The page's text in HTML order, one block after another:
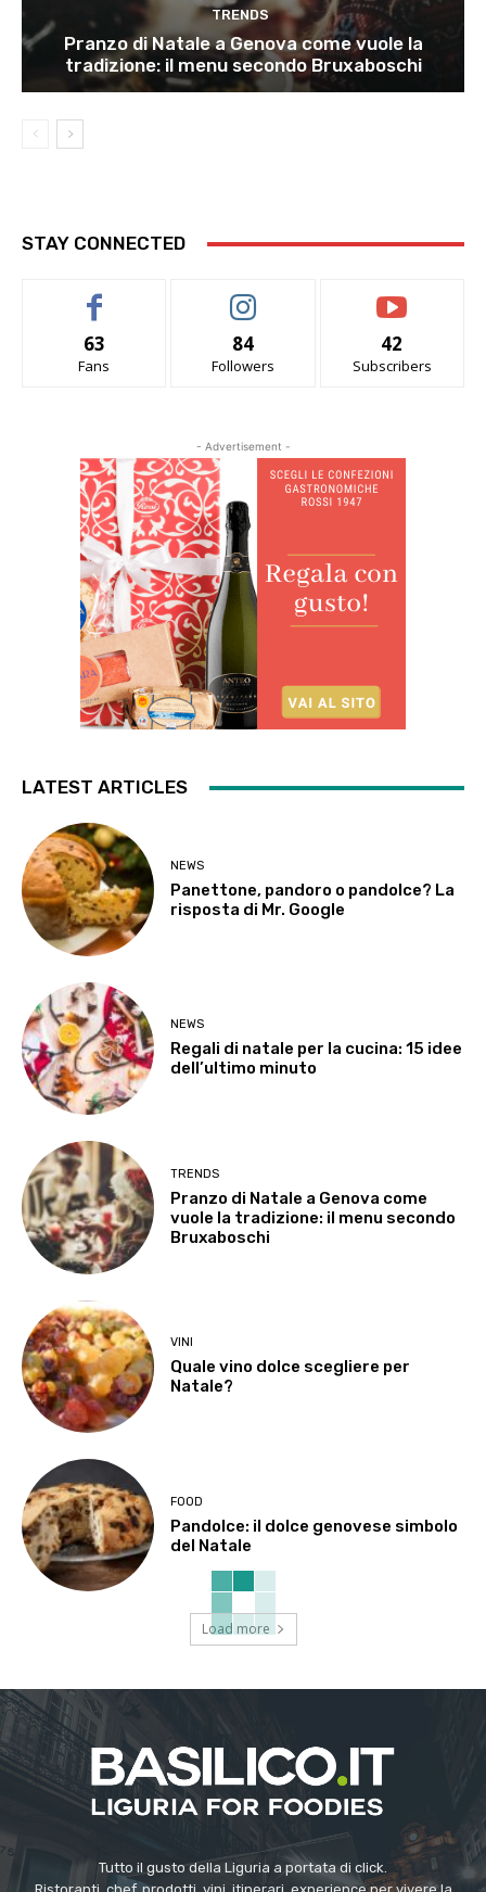
TRENDS
Pranzo di Natale a Genova come vuole la
tradizione: il menu secondo Bruxaboschi
STAY CONNECTED
63
Fans
84
Followers
42
Subscribers
- Advertisement -
LATEST ARTICLES
NEWS
Panettone, pandoro o pandolce? La
risposta di Mr. Google
NEWS
Regali di natale per la cucina: 15 idee
dell’ultimo minuto
TRENDS
Pranzo di Natale a Genova come
vuole la tradizione: il menu secondo
Bruxaboschi
VINI
Quale vino dolce scegliere per
Natale?
FOOD
Pandolce: il dolce genovese simbolo
del Natale
Load more
Tutto il gusto della Liguria a portata di click.